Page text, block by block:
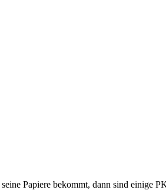
Papiere bekommt, dann sind einige